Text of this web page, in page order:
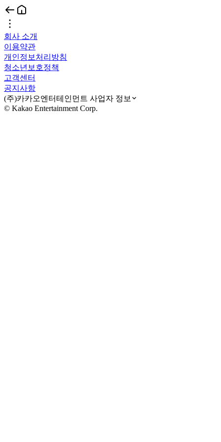
회사 소개
이용약관
개인정보처리방침
청소년보호정책
고객센터
공지사항
(주)카카오엔터테인먼트 사업자 정보
© Kakao Entertainment Corp.